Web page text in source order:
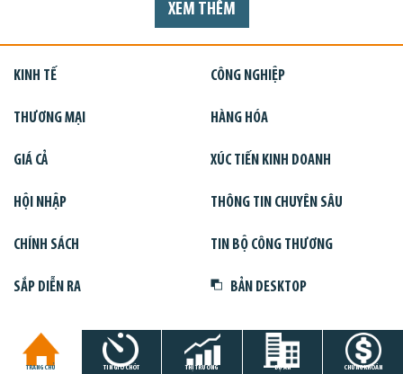
XEM THÊM
KINH TẾ CÔNG NGHIỆP
THƯƠNG MẠI HÀNG HÓA
GIÁ CẢ XÚC TIẾN KINH DOANH
HỘI NHẬP THÔNG TIN CHUYÊN SÂU
CHÍNH SÁCH TIN BỘ CÔNG THƯƠNG
SẮP DIỄN RA BẢN DESKTOP
TRANG CHỦ TIN GIỜ CHÓT THỊ TRƯỜNG DỰ ÁN CHỨNG KHOÁN